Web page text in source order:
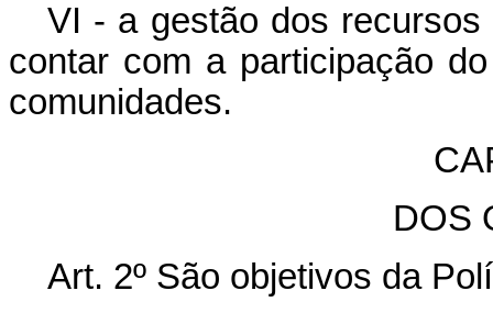
VI - a gestão dos
contar com a participação
comunidades.
DOS
Art. 2º São objetivos da